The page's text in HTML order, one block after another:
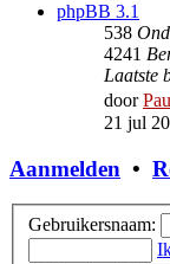
phpBB 3.1
538
4241
Laatste
door
21 jul
Aanmelden •
Gebruikersnaam: